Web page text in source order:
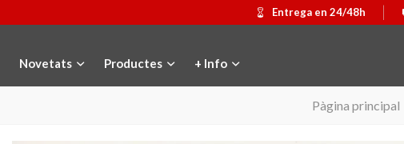
Entrega en 24/48h
Novetats Productes + Info
Pàgina principal